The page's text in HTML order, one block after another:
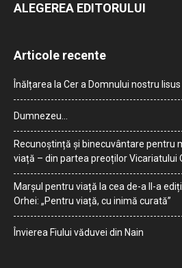
ALEGEREA EDITORULUI
Articole recente
Înălțarea la Cer a Domnului nostru
Dumnezeu…
Recunoștință și binecuvântare pentru
viață – din partea preoților Vicariatului
Marșul pentru viață la cea de-a II-a
Orhei: „Pentru viață, cu inimă curată”
Învierea Fiului văduvei din Nain